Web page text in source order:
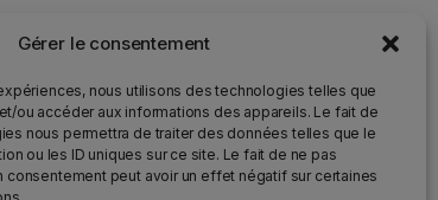
Gérer le consentement
nous utilisons des technologies telles que
ou accéder aux informations des appareils. Le fait de
nous permettra de traiter des données telles que le
ou les ID uniques sur ce site. Le fait de ne pas
consentement peut avoir un effet négatif sur certaines
doit être consommé avec modération.